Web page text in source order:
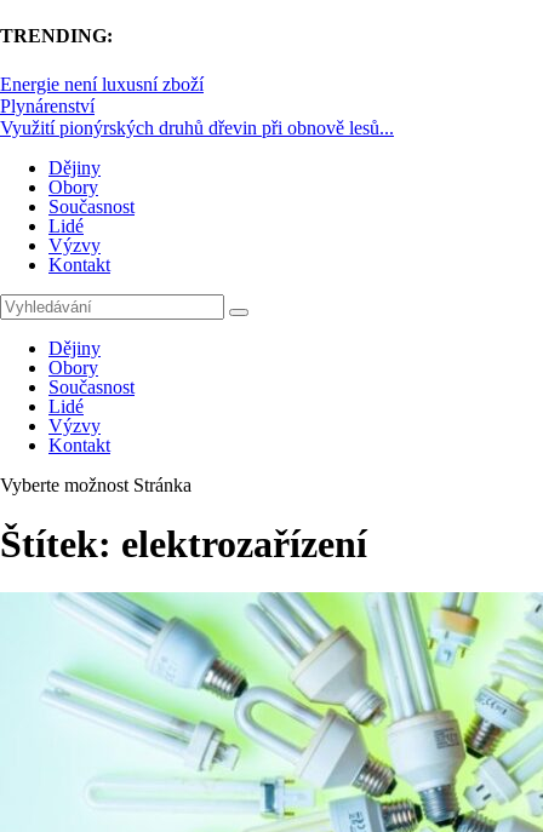
TRENDING:
Energie není luxusní zboží
Plynárenství
Využití pionýrských druhů dřevin při obnově lesů...
Dějiny
Obory
Současnost
Lidé
Výzvy
Kontakt
Dějiny
Obory
Současnost
Lidé
Výzvy
Kontakt
Vyberte možnost Stránka
Štítek: elektrozařízení